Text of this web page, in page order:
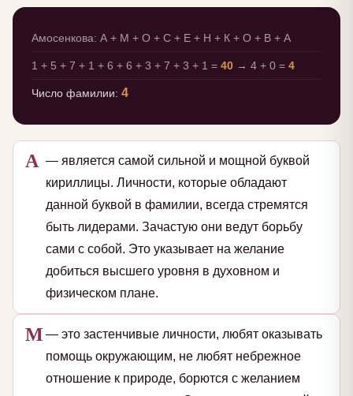
Амосенкова: А + М + О + С + Е + Н + К + О + В + А
1 + 5 + 7 + 1 + 6 + 6 + 3 + 7 + 3 + 1 = 40 → 4 + 0 = 4
Число фамилии: 4
А — является самой сильной и мощной буквой
кириллицы. Личности, которые обладают
данной буквой в фамилии, всегда стремятся
быть лидерами. Зачастую они ведут борьбу
сами с собой. Это указывает на желание
добиться высшего уровня в духовном и
физическом плане.
М — это застенчивые личности, любят оказывать
помощь окружающим, не любят небрежное
отношение к природе, борются с желанием